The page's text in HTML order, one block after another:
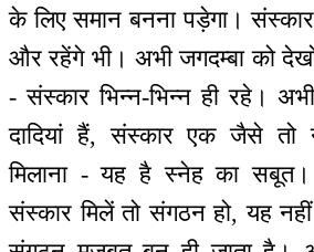
के लिए समान बनना पड़ेगा। संस्कार
और रहेंगे भी। अभी जगदम्बा को
- संस्कार भिन्न-भिन्न ही रहे। अभी
दादियां हैं, संस्कार एक जैसे तो
मिलाना - यह है स्नेह का
संस्कार मिलें तो संगठन हो, यह